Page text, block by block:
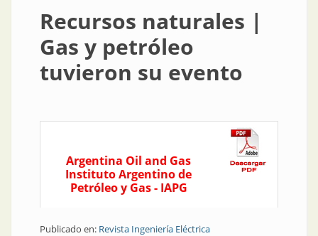
Recursos naturales |
Gas y petróleo
tuvieron su evento
Argentina Oil and Gas
Instituto Argentino de
Petróleo y Gas - IAPG
Publicado en: Revista Ingeniería Eléctrica